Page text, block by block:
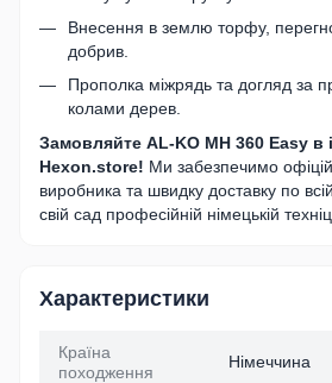
Внесення в землю торфу,
добрив.
Прополка міжрядь та догляд за
колами дерев.
Замовляйте AL-KO MH 360 Easy в
Hexon.store! Ми забезпечимо
виробника та швидку доставку по
свій сад професійній німецькій
Характеристики
Країна
походження
Німеччина